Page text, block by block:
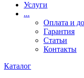
Услуги
...
Оплата и
Гарантия
Статьи
Контакты
Каталог